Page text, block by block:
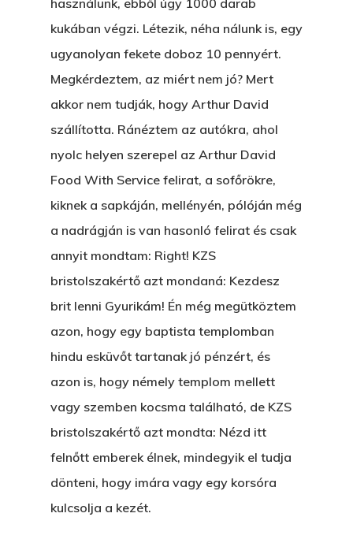
használunk, ebből úgy 1000 darab
kukában végzi. Létezik, néha nálunk is, egy
ugyanolyan fekete doboz 10 pennyért.
Megkérdeztem, az miért nem jó? Mert
akkor nem tudják, hogy Arthur David
szállította. Ránéztem az autókra, ahol
nyolc helyen szerepel az Arthur David
Food With Service felirat, a sofőrökre,
kiknek a sapkáján, mellényén, pólóján még
a nadrágján is van hasonló felirat és csak
annyit mondtam: Right! KZS
bristolszakértő azt mondaná: Kezdesz
brit lenni Gyurikám! Én még megütköztem
azon, hogy egy baptista templomban
hindu esküvőt tartanak jó pénzért, és
azon is, hogy némely templom mellett
vagy szemben kocsma található, de KZS
bristolszakértő azt mondta: Nézd itt
felnőtt emberek élnek, mindegyik el tudja
dönteni, hogy imára vagy egy korsóra
kulcsolja a kezét.